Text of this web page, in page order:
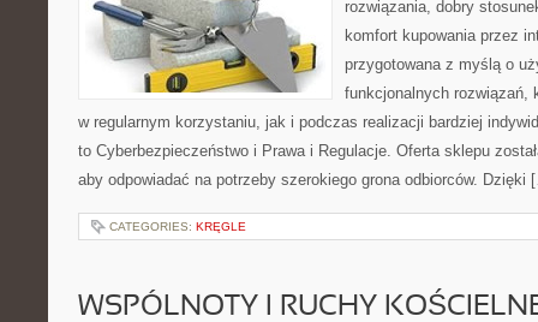
rozwiązania, dobry
komfort kupowania przez
przygotowana z myślą o
funkcjonalnych rozwiązań,
w regularnym korzystaniu, jak i podczas realizacji bardziej
to Cyberbezpieczeństwo i Prawa i Regulacje. Oferta sklepu
aby odpowiadać na potrzeby szerokiego grona odbiorców. Dzięki
CATEGORIES: KRĘGLE
WSPÓLNOTY I RUCHY